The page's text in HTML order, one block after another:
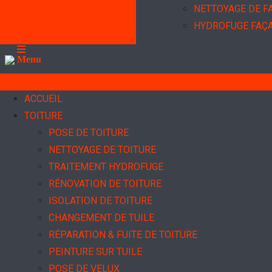
NETTOYAGE DE
HYDROFUGE
Menu
ACCUEIL
TOITURE
POSE DE TOITURE
NETTOYAGE DE TOITURE
TRAITEMENT HYDROFUGE
RÉNOVATION DE TOITURE
ISOLATION DE TOITURE
CHANGEMENT DE TUILE
RÉPARATION & FUITE DE TOITURE
PEINTURE SUR TUILE
POSE DE VELUX